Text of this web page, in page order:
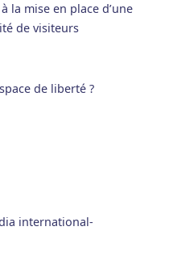
la mise en place d’une
de visiteurs
de liberté ?
international-